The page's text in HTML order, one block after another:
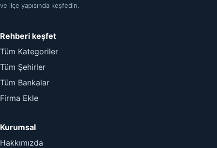
ve ilçe yapısında keşfedin.
Rehberi keşfet
Tüm Kategoriler
Tüm Şehirler
Tüm Bankalar
Firma Ekle
Kurumsal
Hakkımızda